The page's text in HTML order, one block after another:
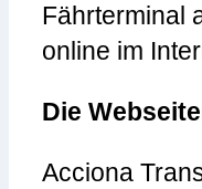
Fährterminal
online im
Die
Acciona